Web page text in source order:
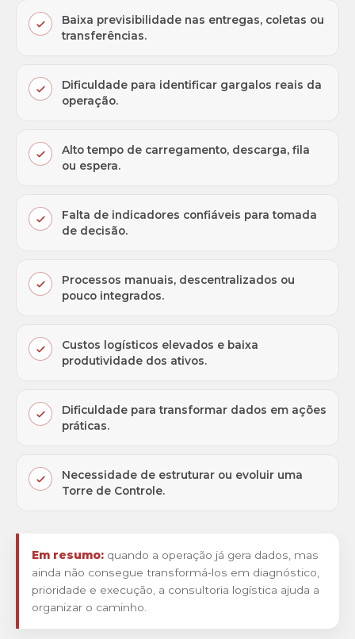
Baixa previsibilidade nas entregas, coletas ou
transferências.
Dificuldade para identificar gargalos reais da
operação.
Alto tempo de carregamento, descarga, fila
ou espera.
Falta de indicadores confiáveis para tomada
de decisão.
Processos manuais, descentralizados ou
pouco integrados.
Custos logísticos elevados e baixa
produtividade dos ativos.
Dificuldade para transformar dados em ações
práticas.
Necessidade de estruturar ou evoluir uma
Torre de Controle.
Em resumo: quando a operação já gera dados, mas
ainda não consegue transformá-los em diagnóstico,
prioridade e execução, a consultoria logística ajuda a
organizar o caminho.